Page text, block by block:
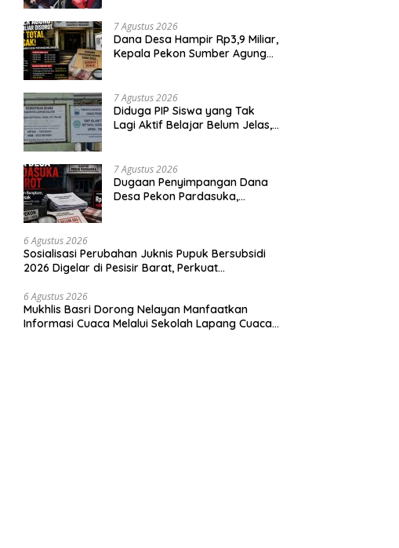
7 Agustus 2026
Dana Desa Hampir Rp3,9 Miliar,
Kepala Pekon Sumber Agung
7 Agustus 2026
‎Diduga PIP Siswa yang Tak
Lagi Aktif Belajar Belum Jelas,
7 Agustus 2026
Dugaan Penyimpangan Dana
Desa Pekon Pardasuka,
6 Agustus 2026
Sosialisasi Perubahan Juknis Pupuk Bersubsidi
2026 Digelar di Pesisir Barat, Perkuat
6 Agustus 2026
Mukhlis Basri Dorong Nelayan Manfaatkan
Informasi Cuaca Melalui Sekolah Lapang Cuaca